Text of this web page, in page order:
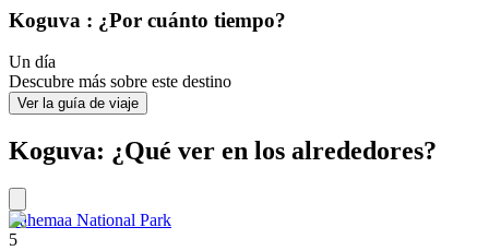
Koguva : ¿Por cuánto tiempo?
Un día
Descubre más sobre este destino
Ver la guía de viaje
Koguva: ¿Qué ver en los alrededores?
Lahemaa National Park
5